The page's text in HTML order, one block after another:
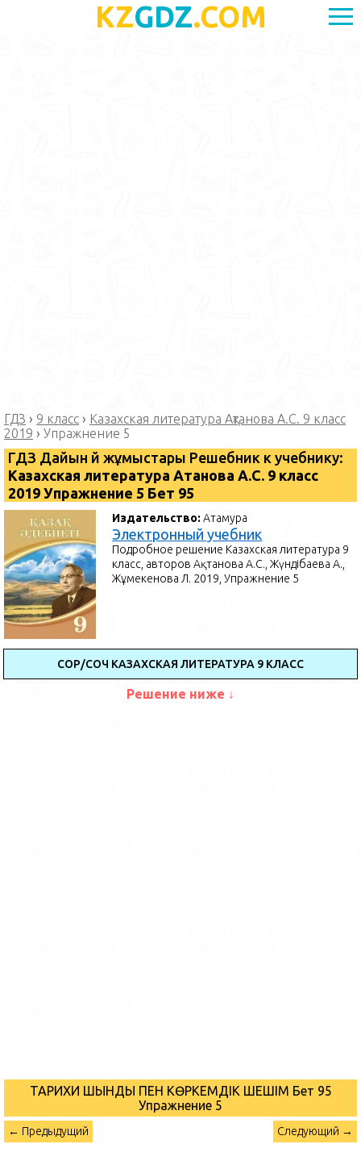
KZGDZ.COM
ГДЗ › 9 класс › Казахская литература Ақтанова А.С. 9 класс
2019 › Упражнение 5
ГДЗ Дайын үй жұмыстары Решебник к учебнику:
Казахская литература Ақтанова А.С. 9 класс
2019 Упражнение 5 Бет 95
Издательство:Атамура
Электронный учебник
Подробное решение Казахская литература 9
класс, авторов Ақтанова А.С., Жүндібаева А.,
Жұмекенова Л. 2019, Упражнение 5
СОР/СОЧ КАЗАХСКАЯ ЛИТЕРАТУРА 9 КЛАСС
Решение ниже ↓
ТАРИХИ ШЫНДЫҚ ПЕН КӨРКЕМДІК ШЕШІМ Бет 95
Упражнение 5
← Предыдущий Следующий →